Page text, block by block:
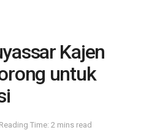
Kajen
untuk
Reading Time: 2 mins read